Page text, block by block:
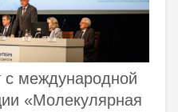
с международной
«Молекулярная